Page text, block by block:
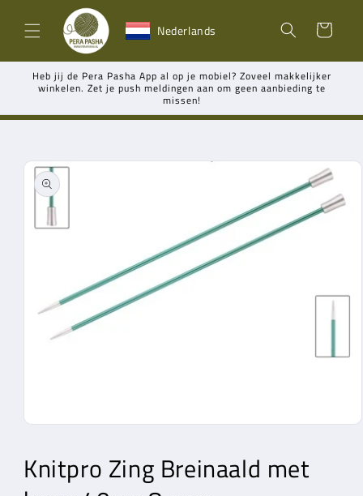
naar de
content Nederlands Winkelwagen
Heb jij de Pera Pasha App al op je mobiel? Zoveel makkelijker
winkelen. Zet je push meldingen aan om geen aanbieding te
missen!
direct naar
in
modaal
Knitpro Zing Breinaald met